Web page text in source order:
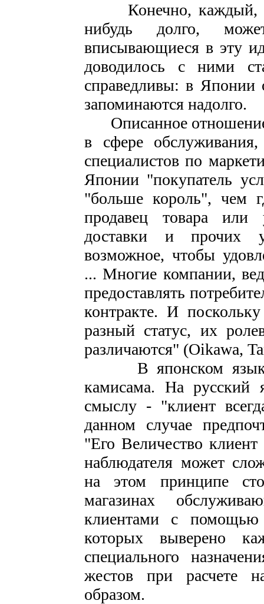
Конечно, каждый,
нибудь долго,
вписывающиеся в эту
доводилось с ними
справедливы: в Японии
запоминаются надолго.
Описанное отношение
в сфере
специалистов по
Японии "покупатель
"больше король",
продавец товара
доставки и прочих
возможное, чтобы
... Многие компании,
предоставлять
контракте. И
разный статус, их
различаются" (Oikawa,
В японском языке
камисама. На русский
смыслу - "клиент
данном случае
"Его Величество
наблюдателя может
на этом принципе
магазинах
клиентами с помощью
которых выверено
специального
жестов при расчете
образом.